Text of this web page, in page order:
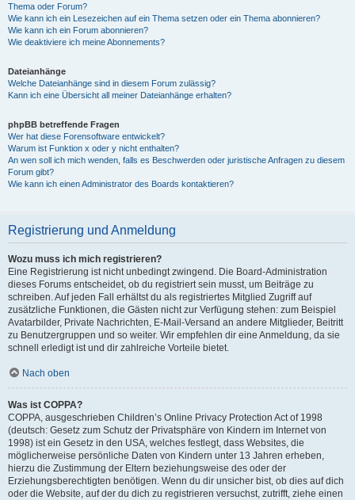
Thema oder Forum?
Wie kann ich ein Lesezeichen auf ein Thema setzen oder ein Thema abonnieren?
Wie kann ich ein Forum abonnieren?
Wie deaktiviere ich meine Abonnements?
Dateianhänge
Welche Dateianhänge sind in diesem Forum zulässig?
Kann ich eine Übersicht all meiner Dateianhänge erhalten?
phpBB betreffende Fragen
Wer hat diese Forensoftware entwickelt?
Warum ist Funktion x oder y nicht enthalten?
An wen soll ich mich wenden, falls es Beschwerden oder juristische Anfragen zu diesem
Forum gibt?
Wie kann ich einen Administrator des Boards kontaktieren?
Registrierung und Anmeldung
Wozu muss ich mich registrieren?
Eine Registrierung ist nicht unbedingt zwingend. Die Board-Administration
dieses Forums entscheidet, ob du registriert sein musst, um Beiträge zu
schreiben. Auf jeden Fall erhältst du als registriertes Mitglied Zugriff auf
zusätzliche Funktionen, die Gästen nicht zur Verfügung stehen: zum Beispiel
Avatarbilder, Private Nachrichten, E-Mail-Versand an andere Mitglieder, Beitritt
zu Benutzergruppen und so weiter. Wir empfehlen dir eine Anmeldung, da sie
schnell erledigt ist und dir zahlreiche Vorteile bietet.
Nach oben
Was ist COPPA?
COPPA, ausgeschrieben Children’s Online Privacy Protection Act of 1998
(deutsch: Gesetz zum Schutz der Privatsphäre von Kindern im Internet von
1998) ist ein Gesetz in den USA, welches festlegt, dass Websites, die
möglicherweise persönliche Daten von Kindern unter 13 Jahren erheben,
hierzu die Zustimmung der Eltern beziehungsweise des oder der
Erziehungsberechtigten benötigen. Wenn du dir unsicher bist, ob dies auf dich
oder die Website, auf der du dich zu registrieren versuchst, zutrifft, ziehe einen